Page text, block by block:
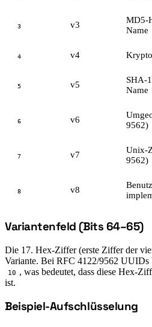
3 v3
MD5-
Name
4 v4
5 v5
SHA-
Name
6 v6
9562)
7 v7
Unix-
9562)
8 v8
#
Variantenfeld (Bits 64–65)
Die 17. Hex-Ziffer (erste Ziffer der
Variante. Bei RFC 4122/9562 UUIDs
10 , was bedeutet, dass diese Hex-
ist.
#
Beispiel-Aufschlüsselung